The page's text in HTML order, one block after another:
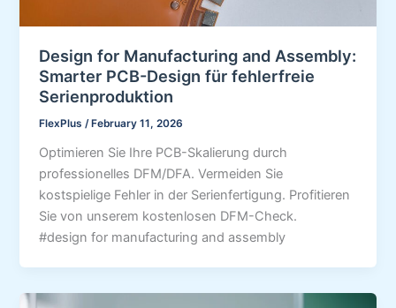
Design for Manufacturing and Assembly:
Smarter PCB-Design für fehlerfreie
Serienproduktion
FlexPlus/ February 11, 2026
Optimieren Sie Ihre PCB-Skalierung durch
professionelles DFM/DFA. Vermeiden Sie
kostspielige Fehler in der Serienfertigung. Profitieren
Sie von unserem kostenlosen DFM-Check.
#design for manufacturing and assembly